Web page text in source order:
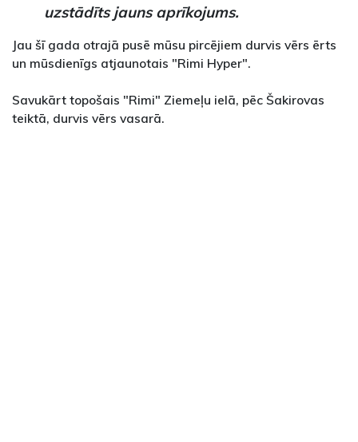
uzstādīts jauns aprīkojums.
Jau šī gada otrajā pusē mūsu pircējiem durvis vērs ērts
un mūsdienīgs atjaunotais "Rimi Hyper".
Savukārt topošais "Rimi" Ziemeļu ielā, pēc Šakirovas
teiktā, durvis vērs vasarā.